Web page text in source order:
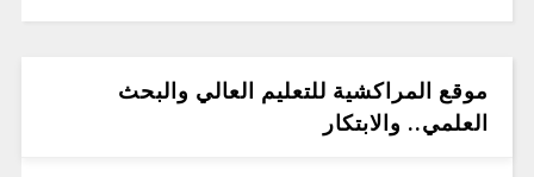
موقع المراكشية للتعليم العالي والبحث
العلمي.. والابتكار